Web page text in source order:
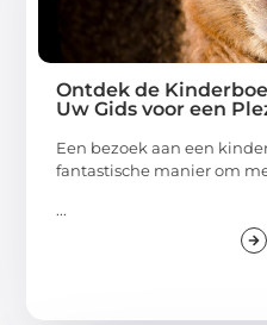
Ontdek de
Uw Gids voor een
Een bezoek aan een
fantastische manier om
...